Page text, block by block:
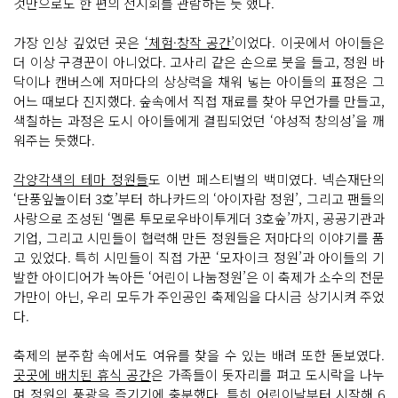
가장 인상 깊었던 곳은 ‘체험·창작 공간’이었다. 이곳에서 아이들은
더 이상 구경꾼이 아니었다. 고사리 같은 손으로 붓을 들고, 정원 바
닥이나 캔버스에 저마다의 상상력을 채워 넣는 아이들의 표정은 그
어느 때보다 진지했다. 숲속에서 직접 재료를 찾아 무언가를 만들고,
색칠하는 과정은 도시 아이들에게 결핍되었던 ‘야성적 창의성’을 깨
워주는 듯했다.
각양각색의 테마 정원들도 이번 페스티벌의 백미였다. 넥슨재단의
‘단풍잎놀이터 3호’부터 하나카드의 ‘아이자람 정원’, 그리고 팬들의
사랑으로 조성된 ‘멜론 투모로우바이투게더 3호숲’까지, 공공기관과
기업, 그리고 시민들이 협력해 만든 정원들은 저마다의 이야기를 품
고 있었다. 특히 시민들이 직접 가꾼 ‘모자이크 정원’과 아이들의 기
발한 아이디어가 녹아든 ‘어린이 나눔정원’은 이 축제가 소수의 전문
가만이 아닌, 우리 모두가 주인공인 축제임을 다시금 상기시켜 주었
다.
축제의 분주함 속에서도 여유를 찾을 수 있는 배려 또한 돋보였다.
곳곳에 배치된 휴식 공간은 가족들이 돗자리를 펴고 도시락을 나누
며 정원의 풍광을 즐기기에 충분했다. 특히 어린이날부터 시작해 6